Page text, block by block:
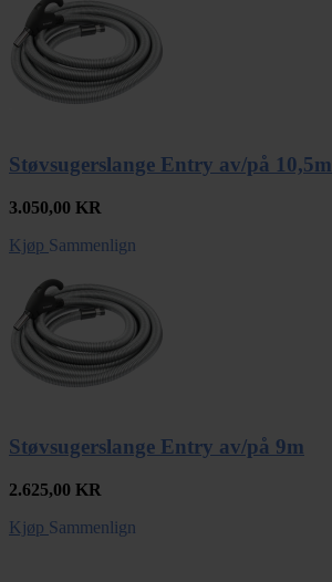
Støvsugerslange Entry av/på 10,5m
3.050,00 KR
Kjøp Sammenlign
Støvsugerslange Entry av/på 9m
2.625,00 KR
Kjøp Sammenlign